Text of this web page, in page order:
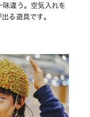
味違う。空気入れを
る遊具です。